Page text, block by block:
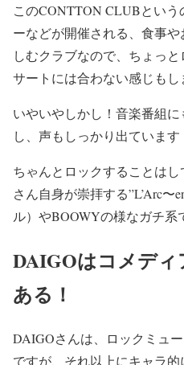
7月5日(金)
Produced by AKIHIDE
会場：COTTON CLUB
— BREAKERZ_OFFICIAL
December 20, 2023
このCONTTON CLUBとい
ーなどが開催される、食事
しむクラブなので、 ちょっ
サートには合わない感じもし
いやいやしかし！ 音楽番組に
し、声もしっかり出ています
ちゃんとロックすることはし
さん自身が崇拝する”L’Arc〜
ル）やBOOWYの様なガチ系
DAIGOはコメデ
ある！
DAIGOさんは、ロックミュ
ですが、それ以上にキャラ的